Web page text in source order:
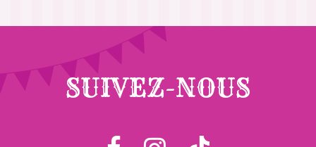
SUIVEZ-NOUS